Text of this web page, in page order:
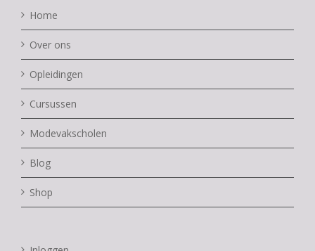
Home
Over ons
Opleidingen
Cursussen
Modevakscholen
Blog
Shop